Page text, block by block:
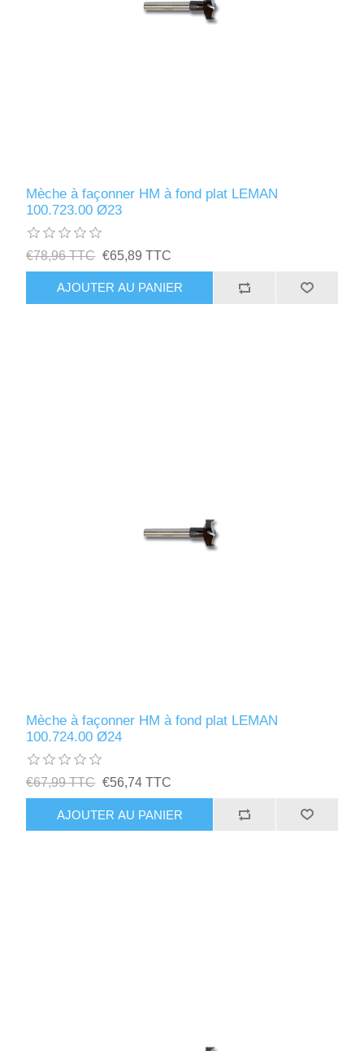
Mèche à façonner HM à fond plat LEMAN
100.723.00 Ø23
€78,96 TTC €65,89 TTC
Mèche à façonner HM à fond plat LEMAN
100.724.00 Ø24
€67,99 TTC €56,74 TTC